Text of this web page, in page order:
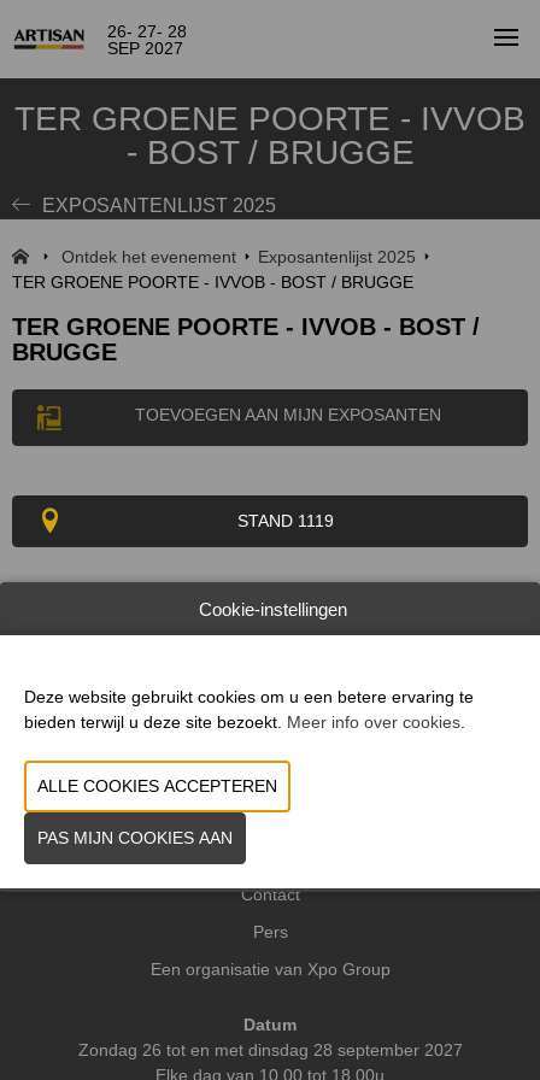
26- 27- 28
SEP 2027
TER GROENE POORTE - IVVOB
- BOST / BRUGGE
EXPOSANTENLIJST 2025
Ontdek het evenement
Exposantenlijst 2025
TER GROENE POORTE - IVVOB - BOST / BRUGGE
TER GROENE POORTE - IVVOB - BOST /
BRUGGE
TOEVOEGEN AAN MIJN EXPOSANTEN
STAND 1119
WEBSITE CATALOGUS
VORIGE VOLGENDE
Praktische info
Contact
Pers
Een organisatie van Xpo Group
Datum
Zondag 26 tot en met dinsdag 28 september 2027
Elke dag van 10.00 tot 18.00u
Cookie-instellingen
Deze website gebruikt cookies om u een betere ervaring te
bieden terwijl u deze site bezoekt. Meer info over cookies